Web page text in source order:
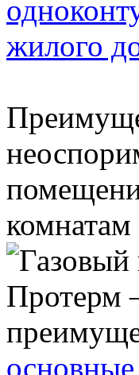
жилого
комнатам